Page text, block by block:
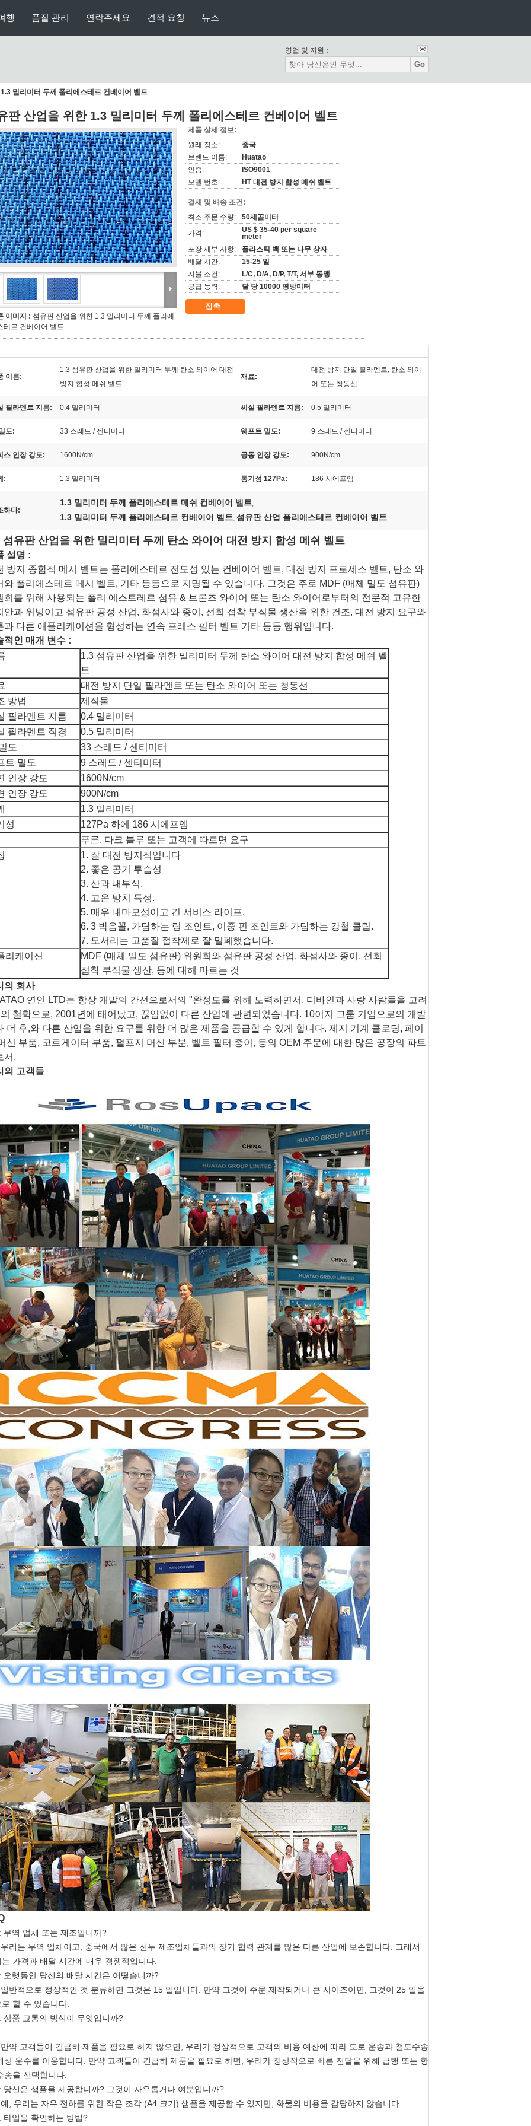
행 품질 관리 연락주세요 견적 요청 뉴스
영업 및 지원：
Go
밀리미터 두께 폴리에스테르 컨베이어 벨트
판 산업을 위한 1.3 밀리미터 두께 폴리에스테르 컨베이어 벨트
이미지 : 섬유판 산업을 위한 1.3 밀리미터 두께 폴리에
테르 컨베이어 벨트
제품 상세 정보:
원래 장소:
중국
브랜드 이름:
Huatao
인증:
ISO9001
모델 번호:
HT 대전 방지 합성 메쉬 벨트
결제 및 배송 조건:
최소 주문 수량:
50제곱미터
가격:
US $ 35-40 per square
meter
포장 세부 사항:
플라스틱 백 또는 나무 상자
배달 시간:
15-25 일
지불 조건:
L/C, D/A, D/P, T/T, 서부 동맹
공급 능력:
달 당 10000 평방미터
접촉
이름:
1.3 섬유판 산업을 위한 밀리미터 두께 탄소 와이어 대전
방지 합성 메쉬 벨트
재료:
대전 방지 단일 필라멘트, 탄소 와이
어 또는 청동선
필라멘트 지름: 0.4 밀리미터 씨실 필라멘트 지름: 0.5 밀리미터
도: 33 스레드 / 센티미터 웨프트 밀도: 9 스레드 / 센티미터
스 인장 강도: 1600N/cm 공동 인장 강도: 900N/cm
: 1.3 밀리미터 통기성 127Pa: 186 시에프엠
하다:
1.3 밀리미터 두께 폴리에스테르 메쉬 컨베이어 벨트,
1.3 밀리미터 두께 폴리에스테르 컨베이어 벨트, 섬유판 산업 폴리에스테르 컨베이어 벨트
섬유판 산업을 위한 밀리미터 두께 탄소 와이어 대전 방지 합성 메쉬 벨트
설명 :
방지 종합적 메시 벨트는 폴리에스테르 전도성 있는 컨베이어 벨트, 대전 방지 프로세스 벨트, 탄소 와
와 폴리에스테르 메시 벨트, 기타 등등으로 지명될 수 있습니다. 그것은 주로 MDF (매체 밀도 섬유판)
회를 위해 사용되는 폴리 에스트레르 섬유 & 브론즈 와이어 또는 탄소 와이어로부터의 전문적 고유한
안과 위빙이고 섬유판 공정 산업, 화섬사와 종이, 선회 접착 부직물 생산을 위한 건조, 대전 방지 요구와
과 다른 애플리케이션을 형성하는 연속 프레스 필터 벨트 기타 등등 행위입니다.
적인 매개 변수 :
1.3 섬유판 산업을 위한 밀리미터 두께 탄소 와이어 대전 방지 합성 메쉬 벨
트
대전 방지 단일 필라멘트 또는 탄소 와이어 또는 청동선
방법
제직물
필라멘트 지름
0.4 밀리미터
필라멘트 직경
0.5 밀리미터
도
33 스레드 / 센티미터
트 밀도
9 스레드 / 센티미터
인장 강도
1600N/cm
인장 강도
900N/cm
1.3 밀리미터
성
127Pa 하에 186 시에프엠
푸른, 다크 블루 또는 고객에 따르면 요구
1. 잘 대전 방지적입니다
2. 좋은 공기 투습성
3. 산과 내부식.
4. 고온 방치 특성.
5. 매우 내마모성이고 긴 서비스 라이프.
6. 3 박음꼴, 가담하는 링 조인트, 이중 핀 조인트와 가담하는 강철 클립.
7. 모서리는 고품질 접착제로 잘 밀폐했습니다.
리케이션
MDF (매체 밀도 섬유판) 위원회와 섬유판 공정 산업, 화섬사와 종이, 선회
접착 부직물 생산, 등에 대해 마르는 것
의 회사
연인 LTD는 항상 개발의 간선으로서의 "완성도를 위해 노력하면서, 디바인과 사랑 사람들을 고려
철학으로, 2001년에 태어났고, 끊임없이 다른 산업에 관련되었습니다. 10이지 그룹 기업으로의 개발
더 후,와 다른 산업을 위한 요구를 위한 더 많은 제품을 공급할 수 있게 합니다. 제지 기계 클로딩, 페이
신 부품, 코르게이터 부품, 펄프지 머신 부분, 벨트 필터 종이, 등의 OEM 주문에 대한 많은 공장의 파트
서.
의 고객들
무역 업체 또는 제조입니까?
리는 무역 업체이고, 중국에서 많은 선두 제조업체들과의 장기 협력 관계를 많은 다른 산업에 보존합니다. 그래서
가격과 배달 시간에 매우 경쟁적입니다.
오랫동안 당신의 배달 시간은 어떻습니까?
반적으로 정상적인 것 분류하면 그것은 15 일입니다. 만약 그것이 주문 제작되거나 큰 사이즈이면, 그것이 25 일을
할 수 있습니다.
상품 교통의 방식이 무엇입니까?
약 고객들이 긴급히 제품을 필요로 하지 않으면, 우리가 정상적으로 고객의 비용 예산에 따라 도로 운송과 철도수송
상 운수를 이용합니다. 만약 고객들이 긴급히 제품을 필요로 하면, 우리가 정상적으로 빠른 전달을 위해 급행 또는 항
송을 선택합니다.
당신은 샘플을 제공합니까? 그것이 자유롭거나 여분입니까?
, 우리는 자유 전하를 위한 작은 조각 (A4 크기) 샘플을 제공할 수 있지만, 화물의 비용을 감당하지 않습니다.
타입을 확인하는 방법?